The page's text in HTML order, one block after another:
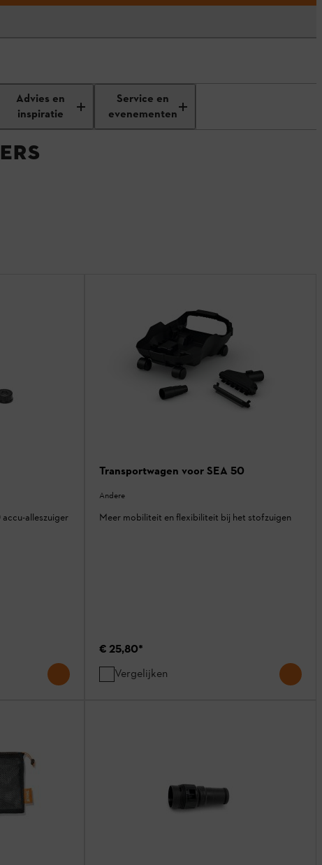
Advies en
inspiratie
Service en
evenementen
alleszuiger
Transportwagen voor SEA 50
Andere
Meer mobiliteit en flexibiliteit bij het stofzuigen
€ 25,80*
Vergelijken